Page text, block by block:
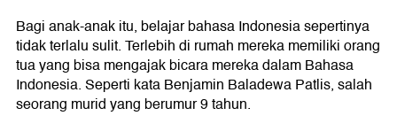
Bagi anak-anak itu, belajar bahasa Indonesia sepertinya
tidak terlalu sulit. Terlebih di rumah mereka memiliki orang
tua yang bisa mengajak bicara mereka dalam Bahasa
Indonesia. Seperti kata Benjamin Baladewa Patlis, salah
seorang murid yang berumur 9 tahun.